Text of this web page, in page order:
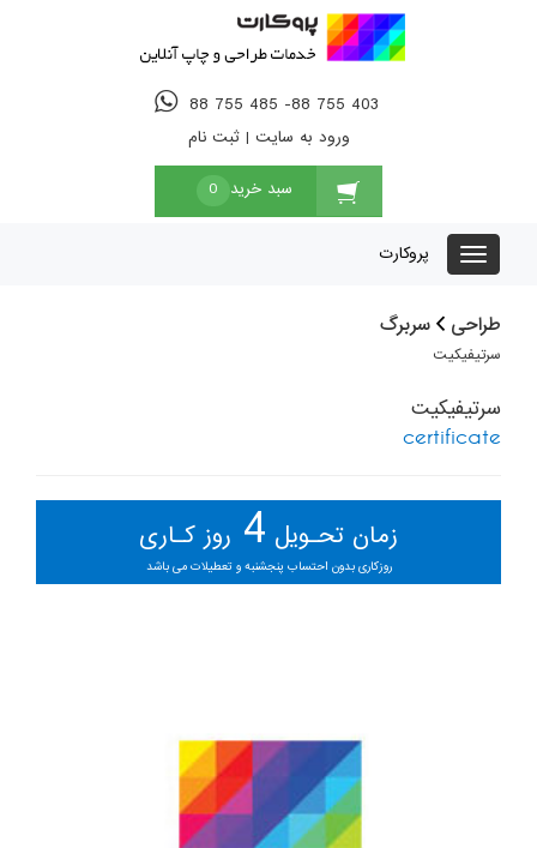
88 755 485 -88 755 403
ورود به سایت |ثبت نام
سبد خرید 0
پروکارت
طراحی سربرگ
سرتیفیکیت
سرتیفیکیت
certificate
زمان تحـویل 4 روز کـاری
روزکاری بدون احتساب پنجشنبه و تعطیلات می باشد